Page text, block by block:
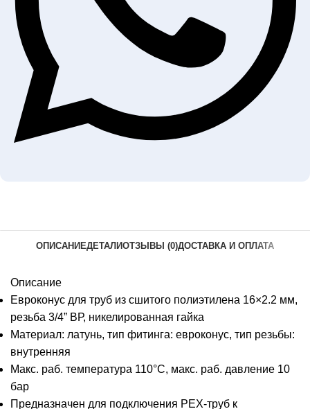
ОПИСАНИЕДЕТАЛИОТЗЫВЫ (0)ДОСТАВКА И ОПЛАТА
Описание
Евроконус для труб из сшитого полиэтилена 16×2.2 мм,
резьба 3/4” ВР, никелированная гайка
Материал: латунь, тип фитинга: евроконус, тип резьбы:
внутренняя
Макс. раб. температура 110°C, макс. раб. давление 10
бар
Предназначен для подключения PEX-труб к